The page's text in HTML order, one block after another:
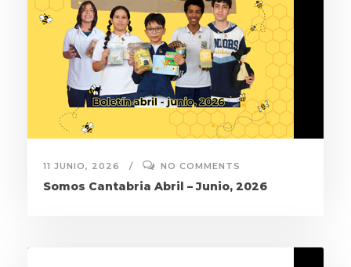
11 JUNIO, 2026 NO COMMENTS
Somos Cantabria Abril – Junio, 2026